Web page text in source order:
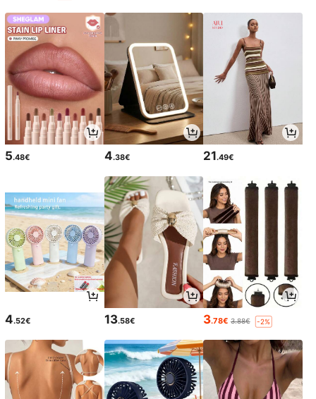
5.48€ 4.38€ 21.49€
4.52€ 13.58€ 3.78€ 3.88€ -2%